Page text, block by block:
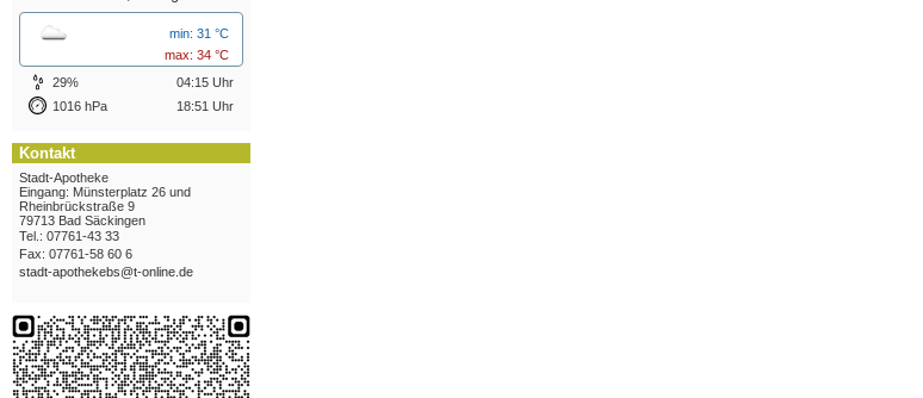
min: 31 °C
max: 34 °C
29%
04:15 Uhr
1016 hPa
18:51 Uhr
Kontakt
Stadt-Apotheke
Eingang: Münsterplatz 26 und
Rheinbrückstraße 9
79713 Bad Säckingen
Tel.: 07761-43 33
Fax: 07761-58 60 6
stadt-apothekebs@t-online.de